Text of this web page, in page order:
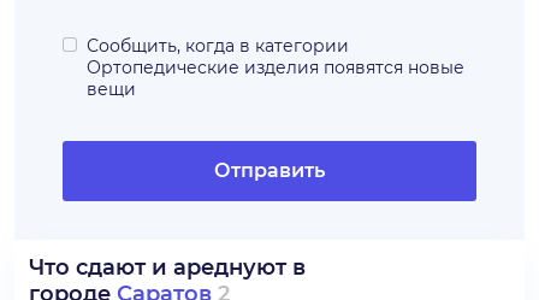
Сообщить, когда в категории
Ортопедические изделия появятся новые
вещи
Отправить
Что сдают и ареднуют в
городе Саратов 2